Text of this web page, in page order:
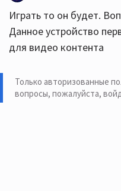
Играть то он будет.
Данное устройство
для видео контента
Только авторизованные
вопросы, пожалуйста,